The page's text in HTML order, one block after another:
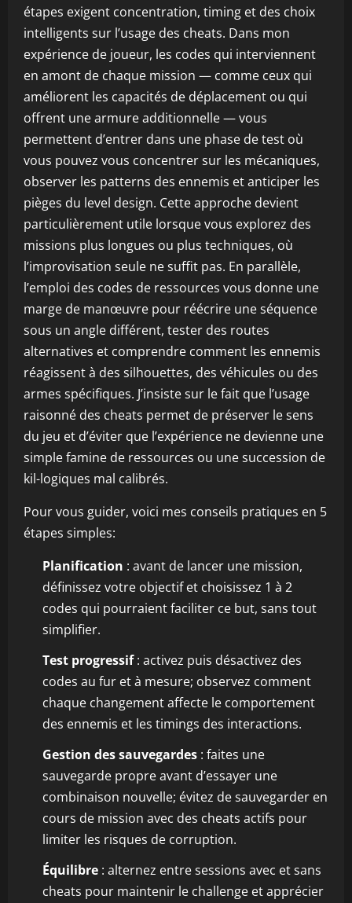
étapes exigent concentration, timing et des choix
intelligents sur l’usage des cheats. Dans mon
expérience de joueur, les codes qui interviennent
en amont de chaque mission — comme ceux qui
améliorent les capacités de déplacement ou qui
offrent une armure additionnelle — vous
permettent d’entrer dans une phase de test où
vous pouvez vous concentrer sur les mécaniques,
observer les patterns des ennemis et anticiper les
pièges du level design. Cette approche devient
particulièrement utile lorsque vous explorez des
missions plus longues ou plus techniques, où
l’improvisation seule ne suffit pas. En parallèle,
l’emploi des codes de ressources vous donne une
marge de manœuvre pour réécrire une séquence
sous un angle différent, tester des routes
alternatives et comprendre comment les ennemis
réagissent à des silhouettes, des véhicules ou des
armes spécifiques. J’insiste sur le fait que l’usage
raisonné des cheats permet de préserver le sens
du jeu et d’éviter que l’expérience ne devienne une
simple famine de ressources ou une succession de
kil-logiques mal calibrés.
Pour vous guider, voici mes conseils pratiques en 5
étapes simples:
Planification : avant de lancer une mission,
définissez votre objectif et choisissez 1 à 2
codes qui pourraient faciliter ce but, sans tout
simplifier.
Test progressif: activez puis désactivez des
codes au fur et à mesure; observez comment
chaque changement affecte le comportement
des ennemis et les timings des interactions.
Gestion des sauvegardes : faites une
sauvegarde propre avant d’essayer une
combinaison nouvelle; évitez de sauvegarder en
cours de mission avec des cheats actifs pour
limiter les risques de corruption.
Équilibre : alternez entre sessions avec et sans
cheats pour maintenir le challenge et apprécier